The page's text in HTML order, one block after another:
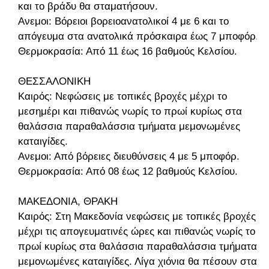
και το βράδυ θα σταματήσουν.
Ανεμοι: Βόρειοι βορειοανατολικοί 4 με 6 και το
απόγευμα στα ανατολικά πρόσκαιρα έως 7 μποφόρ.
Θερμοκρασία: Από 11 έως 16 βαθμούς Κελσίου.
ΘΕΣΣΑΛΟΝΙΚΗ
Καιρός: Νεφώσεις με τοπικές βροχές μέχρι το
μεσημέρι και πιθανώς νωρίς το πρωί κυρίως στα
θαλάσσια παραθαλάσσια τμήματα μεμονωμένες
καταιγίδες.
Ανεμοι: Από βόρειες διευθύνσεις 4 με 5 μποφόρ.
Θερμοκρασία: Από 08 έως 12 βαθμούς Κελσίου.
ΜΑΚΕΔΟΝΙΑ, ΘΡΑΚΗ
Καιρός: Στη Μακεδονία νεφώσεις με τοπικές βροχές
μέχρι τις απογευματινές ώρες και πιθανώς νωρίς το
πρωί κυρίως στα θαλάσσια παραθαλάσσια τμήματα
μεμονωμένες καταιγίδες. Λίγα χιόνια θα πέσουν στα